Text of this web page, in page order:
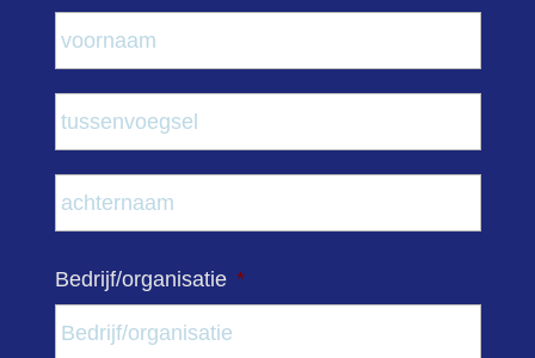
Bedrijf/organisatie *